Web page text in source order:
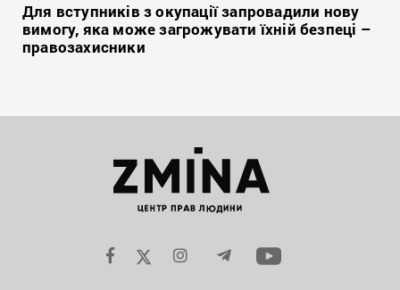
Для вступників з окупації запровадили нову
вимогу, яка може загрожувати їхній безпеці –
правозахисники